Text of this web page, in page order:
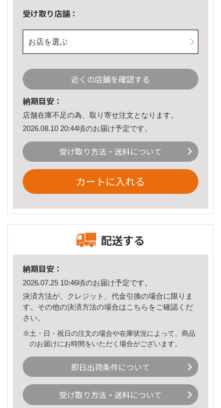
受け取り店舗：
お店を選ぶ
近くの店舗を確認する
納期目安：
店舗在庫不足の為、取り寄せ注文となります。
2026.08.10 20:44頃のお届け予定です。
受け取り方法・送料について
カートに入れる
配送する
納期目安：
2026.07.25 10:46頃のお届け予定です。
決済方法が、クレジット、代金引換の場合に限りま
す。その他の決済方法の場合はこちら をご確認くだ
さい。
※土・日・祝日の注文の場合や在庫状況によって、商品
のお届けにお時間をいただく場合がございます。
即日出荷条件について
受け取り方法・送料について